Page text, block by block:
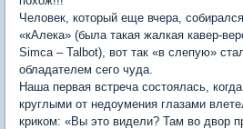
Человек, который еще вчера,
«кАлека» (была такая жалкая кавер-
Simca – Talbot), вот так «в слепую»
обладателем сего чуда.
Наша первая встреча состоялась,
круглыми от недоумения глазами
криком: «Вы это видели? Там во двор